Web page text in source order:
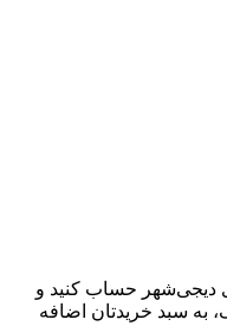
دیجی‌شهر حساب کنید و
به سبد خریدتان اضافه